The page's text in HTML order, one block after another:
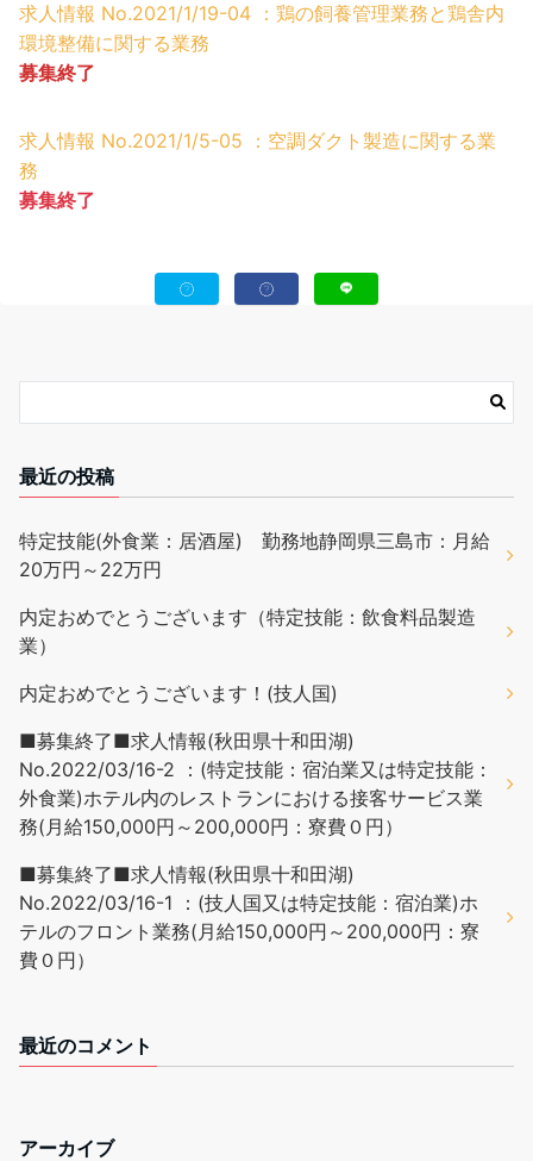
求人情報 No.2021/1/19-04 ：鶏の飼養管理業務と鶏舎内
環境整備に関する業務
募集終了
求人情報 No.2021/1/5-05 ：空調ダクト製造に関する業
務
募集終了
最近の投稿
特定技能(外食業：居酒屋) 勤務地静岡県三島市：月給
20万円～22万円
内定おめでとうございます（特定技能：飲食料品製造
業）
内定おめでとうございます！(技人国)
■募集終了■求人情報(秋田県十和田湖)
No.2022/03/16-2 ：(特定技能：宿泊業又は特定技能：
外食業)ホテル内のレストランにおける接客サービス業
務(月給150,000円～200,000円：寮費０円）
■募集終了■求人情報(秋田県十和田湖)
No.2022/03/16-1 ：(技人国又は特定技能：宿泊業)ホ
テルのフロント業務(月給150,000円～200,000円：寮
費０円）
最近のコメント
アーカイブ